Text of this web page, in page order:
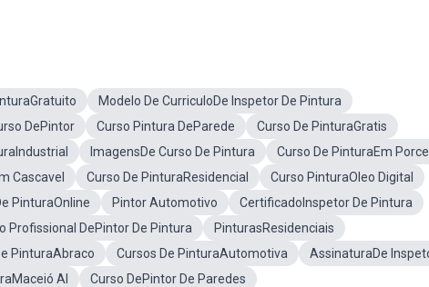
Modelo De CurriculoDe Inspetor De Pintura
DePintor Curso Pintura DeParede
Curso De PinturaGratis
ImagensDe Curso De Pintura
Curso De PinturaEm
Cascavel Curso De PinturaResidencial
Curso PinturaOleo Digital
PinturaOnline Pintor Automotivo
CertificadoInspetor De Pintura
Profissional DePintor De Pintura
PinturasResidenciais
PinturaAbraco Cursos De PinturaAutomotiva
AssinaturaDe
Al Curso DePintor De Paredes